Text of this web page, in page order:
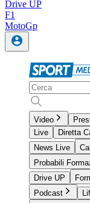
Drive UP
F1
MotoGp
Video
Live
Diretta
News Live
Probabili
Drive UP
Podcast